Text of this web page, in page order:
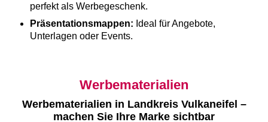
perfekt als Werbegeschenk.
Präsentationsmappen: Ideal für Angebote,
Unterlagen oder Events.
Werbematerialien
Werbematerialien in Landkreis Vulkaneifel –
machen Sie Ihre Marke sichtbar